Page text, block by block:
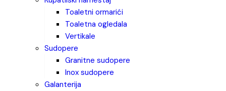
toaletni ormarići
toaletna ogledala
vertikale
sudopere
granitne sudopere
inox sudopere
galanterija